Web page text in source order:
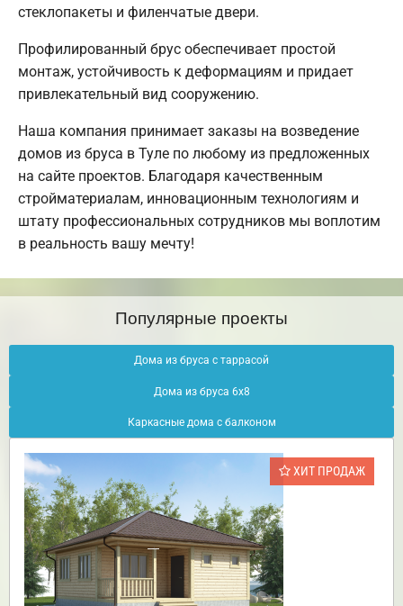
стеклопакеты и филенчатые двери.
Профилированный брус обеспечивает простой
монтаж, устойчивость к деформациям и придает
привлекательный вид сооружению.
Наша компания принимает заказы на возведение
домов из бруса в Туле по любому из предложенных
на сайте проектов. Благодаря качественным
стройматериалам, инновационным технологиям и
штату профессиональных сотрудников мы воплотим
в реальность вашу мечту!
Популярные проекты
Дома из бруса с таррасой
Дома из бруса 6х8
Каркасные дома с балконом
ХИТ ПРОДАЖ